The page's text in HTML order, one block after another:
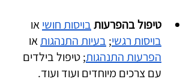
טיפול בהפרעותבויסות חושי או
בויסות רגשי; בעיות התנהגות או
הפרעות התנהגות; טיפול בילדים
עם צרכים מיוחדים ועוד ועוד.